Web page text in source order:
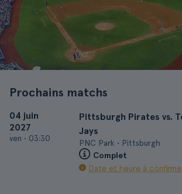
Prochains matchs
04 juin
2027
ven • 03:30
Pittsburgh Pirates vs.
Jays
PNC Park • Pittsburgh
Complet
Date et heure à